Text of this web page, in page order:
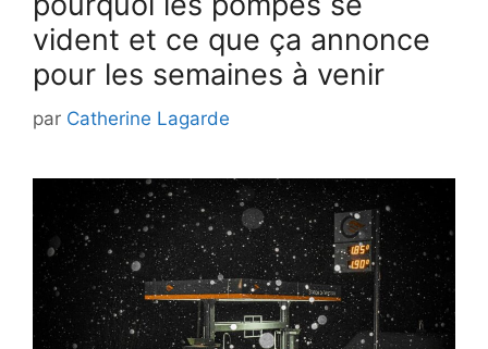
vident et ce que ça annonce
pour les semaines à venir
par Catherine Lagarde